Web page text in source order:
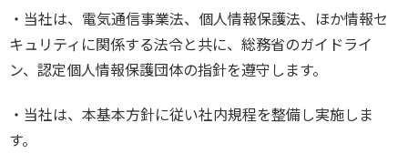
・当社は、電気通信事業法、個人情報保護法、ほか情報セ
キュリティに関係する法令と共に、総務省のガイドライ
ン、認定個人情報保護団体の指針を遵守します。
・当社は、本基本方針に従い社内規程を整備し実施しま
す。